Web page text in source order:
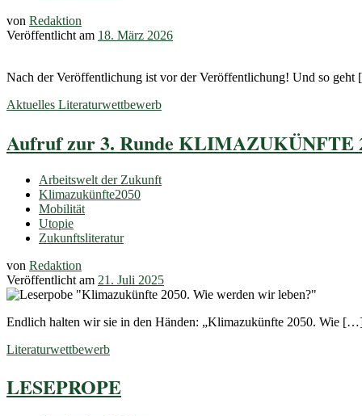
von Redaktion
Veröffentlicht am 18. März 2026
Nach der Veröffentlichung ist vor der Veröffentlichung! Und so
Aktuelles Literaturwettbewerb
Aufruf zur 3. Runde KLIMAZUKÜNFTE
Arbeitswelt der Zukunft
Klimazukünfte2050
Mobilität
Utopie
Zukunftsliteratur
von Redaktion
Veröffentlicht am 21. Juli 2025
Endlich halten wir sie in den Händen: „Klimazukünfte 2050. Wie
Literaturwettbewerb
LESEPROPE